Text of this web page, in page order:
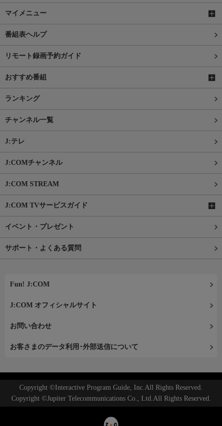
マイメニュー
番組表ヘルプ
リモート録画予約ガイド
おすすめ番組
ランキング
チャンネル一覧
J:テレ
J:COMチャンネル
J:COM STREAM
J:COM TVサービスガイド
イベント・プレゼント
サポート・よくある質問
Fun! J:COM
J:COM オフィシャルサイト
お問い合わせ
お客さまのデータ利用･外部送信について
Copyright ©Interactive Program Guide, Inc.All Rights Reserved.
Copyright ©Jupiter Telecommunications Co., Ltd.All Rights Reserved.